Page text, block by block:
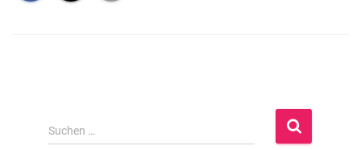
S
u
Suchen …